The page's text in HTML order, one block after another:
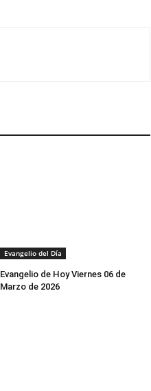
Evangelio del Día
Evangelio de Hoy Viernes 06 de
Marzo de 2026